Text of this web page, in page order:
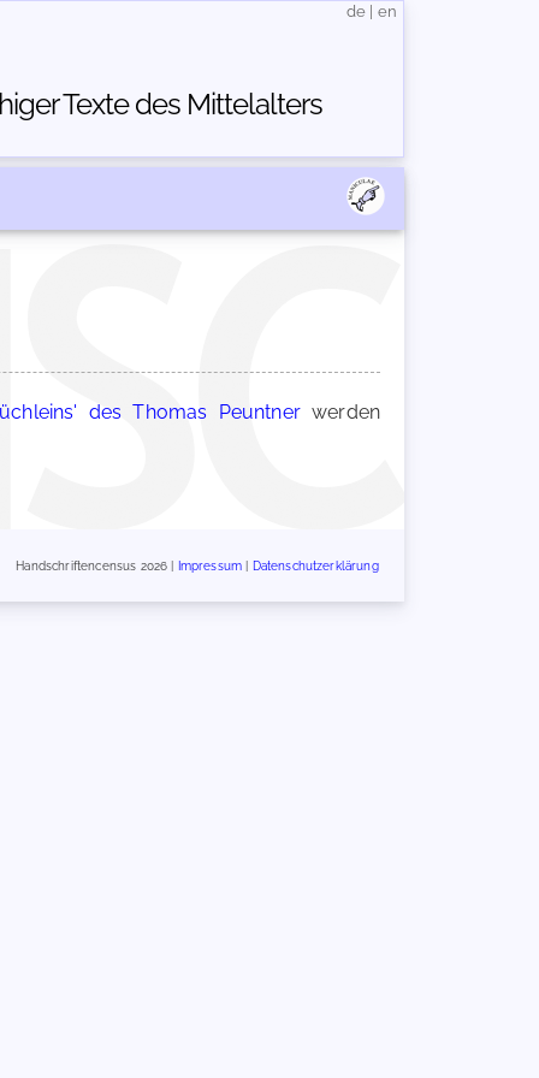
Texte des Mittelalters
de en
des Thomas Peuntnerwerden
Handschriftencensus 2026 | Impressum Datenschutzerklärung